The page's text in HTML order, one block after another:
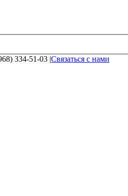
334-51-03 |Связаться с нами